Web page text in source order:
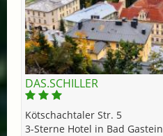
DAS.SCHILLER
Kötschachtaler Str. 5
3-Sterne Hotel in Bad Gastein